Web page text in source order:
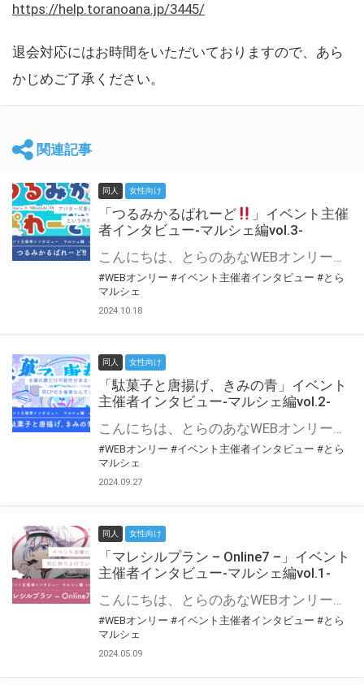
https://help.toranoana.jp/3445/
退会対応にはお時間をいただいておりますので、あら
かじめご了承ください。
関連記事
同人 女性向け
「つるみかるぱれーど
」イベント主催
者インタビュー-マルシェ編vol.3-
こんにちは、とらのあなWEBオンリー運営スタッフです。 新たにお届けする、イベント主催者インタビュー-マルシェ編-は、 とらのあなWEBオンリー「マルシェ」をご利用した主催様に 「マルシェ」を使って開催した感想や心がけをお聞きする企画です。 今回は、WEBオンリー初開催「つるみかるぱれーど
#WEBオンリー #イベント主催者インタビュー #とら
マルシェ
2024.10.18
同人 女性向け
「駄菓子と唐揚げ、きみの青」イベント
主催者インタビュー-マルシェ編vol.2-
こんにちは、とらのあなWEBオンリー運営スタッフです。 新たにお届けする、イベント主催者インタビュー-マルシェ編-は、 とらのあなWEBオンリー「マルシェ」をご利用の主催様に 「マルシェ」を使ってイベントを開催した感想や心がけをお聞きする企画です。 今回は、WEBオンリー初開催「駄菓子と唐揚げ、きみの青」より、 主催のぎこ六屋様にお話を伺いました。 協力：ぎこ六屋様／イベント公式Twitter（@krkgwks） とらのあなWEBオンリー「マルシェ」とは？ WEBオンリーでリアルタイムでコミュニケーションがとれるオンライン会場です。
#WEBオンリー #イベント主催者インタビュー #とら
マルシェ
2024.09.27
同人 女性向け
「マレシルプラン – Online7 –」イベント
主催者インタビュー-マルシェ編vol.1-
こんにちは、とらのあなWEBオンリー運営スタッフです。 新たにお届けする、イベント主催者インタビュー-マルシェ編-は、 とらのあなWEBオンリー「マルシェ」をご利用した主催様に 「マルシェ」を使って開催した感想や心がけをお聞きする企画です。 今回は、WEBオンリー開催7回目迎えた「マレシルプラン – Online7 –」より、 主催の玉川うた様にお話を伺いました。 ▼マレシルプランのインタビュー前回記事 「イベント主催者インタビュー vol.6」はこちら 協力：玉川うた様（マレシルプラン実行委員会 代表）／イベント公式Twitter（@mallesil_plan） とらのあなWEBオンリー「マルシェ」とは？ WEBオンリーでリアルタイムでコミュニケーションがとれるオンライン会場です。
#WEBオンリー #イベント主催者インタビュー #とら
マルシェ
2024.05.09